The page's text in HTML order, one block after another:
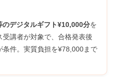
デジタルギフト¥10,000分を
講者が対象で、合格発表後
件。実質負担を¥78,000まで